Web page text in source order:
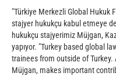
"Türkiye Merkezli Global Hukuk
stajyer hukukçu kabul etmeye
hukukçu stajyerimiz Müjgan,
yapıyor. "Turkey based global
trainees from outside of
Müjgan, makes important